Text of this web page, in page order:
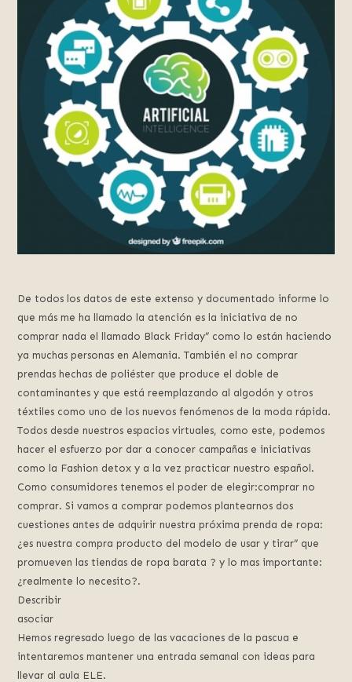
De todos los datos de este extenso y documentado informe lo
que más me ha llamado la atención es la iniciativa de no
comprar nada el llamado Black Friday” como lo están haciendo
ya muchas personas en Alemania. También el no comprar
prendas hechas de poliéster que produce el doble de
contaminantes y que está reemplazando al algodón y otros
téxtiles como uno de los nuevos fenómenos de la moda rápida.
Todos desde nuestros espacios virtuales, como este, podemos
hacer el esfuerzo por dar a conocer campañas e iniciativas
como la Fashion detox y a la vez practicar nuestro español.
Como consumidores tenemos el poder de elegir:comprar no
comprar. Si vamos a comprar podemos plantearnos dos
cuestiones antes de adquirir nuestra próxima prenda de ropa:
¿es nuestra compra producto del modelo de usar y tirar” que
promueven las tiendas de ropa barata ? y lo mas importante:
¿realmente lo necesito?.
Describir
asociar
Hemos regresado luego de las vacaciones de la pascua e
intentaremos mantener una entrada semanal con ideas para
llevar al aula ELE.